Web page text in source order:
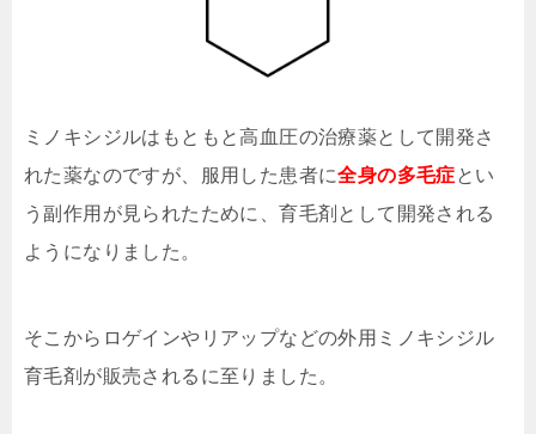
ミノキシジルはもともと高血圧の治療薬として開発さ
れた薬なのですが、服用した患者に全身の多毛症とい
う副作用が見られたために、育毛剤として開発される
ようになりました。
そこからロゲインやリアップなどの外用ミノキシジル
育毛剤が販売されるに至りました。